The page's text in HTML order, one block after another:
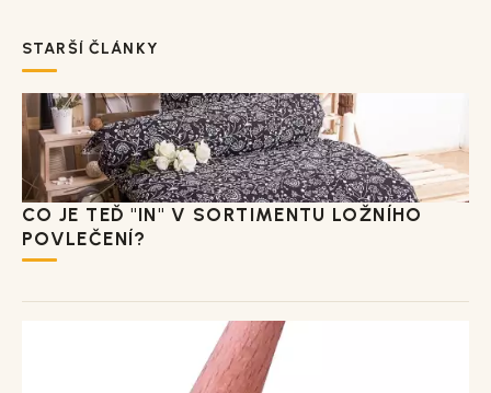
STARŠÍ ČLÁNKY
CO JE TEĎ "IN" V SORTIMENTU LOŽNÍHO
POVLEČENÍ?